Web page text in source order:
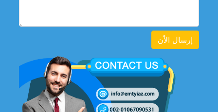
إرسال الاًن